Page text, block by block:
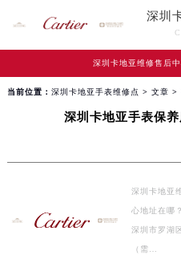
深圳
深圳卡地亚维修售后
当前位置： 深圳卡地亚手表维修点 > 文章 >
深圳卡地亚手表保
深圳卡地亚
心地址在哪
深圳市罗湖
（需…